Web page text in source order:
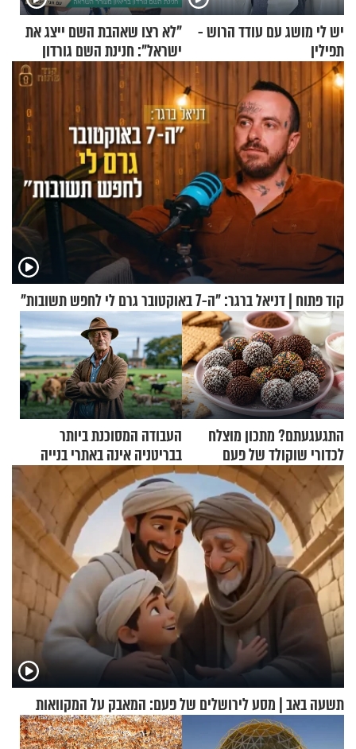
יש לי מושג עם עודד הרוש -
תפילין
"לא רצו שאהבת השם ייצג את
ישראל": חנינת השם גורדון
בריאיון מעורר השראה
קוד פתוח | דניאל ברגר: "ה-7 באוקטובר גרם לי לחפש תשובות"
התגעגעתם? מתכון מוצלח
לכדורי שוקולד של פעם
העבודה המסוכנת ביותר
בבריטניה אינה באתרי בנייה
אלא דווקא בשדות
תשעה באב | מסע לירושלים של פעם: המאבק על המקוואות